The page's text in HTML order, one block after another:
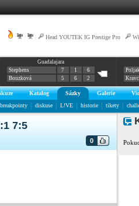
Head YOUTEK IG Prestige Pro
Guadalajara
Stephens
7 1
6
Bouzková
5 6 2
Katalog Sázky Galerie
breakpointy diskuse L!VE historie tikety
7:5
0